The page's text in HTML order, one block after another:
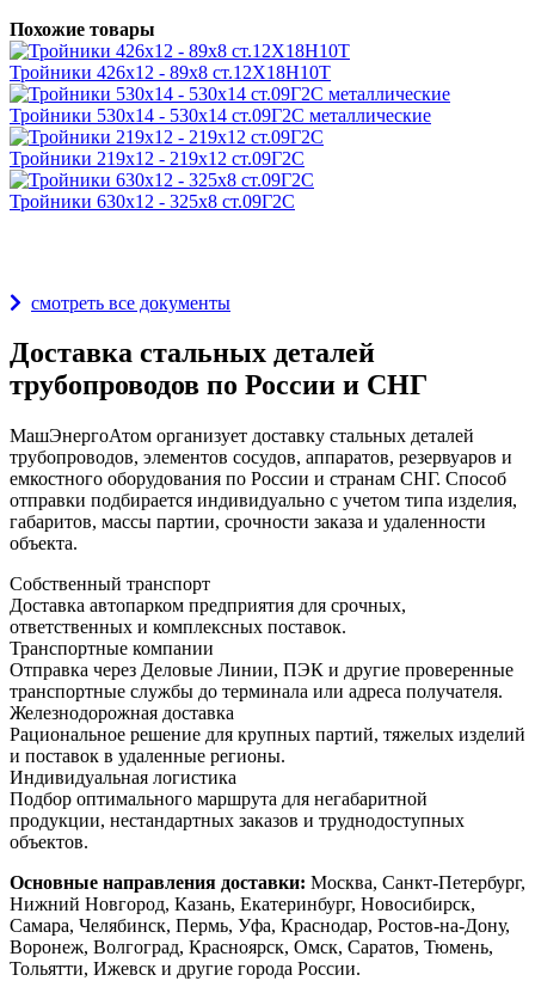
Похожие товары
Тройники 426х12 - 89х8 ст.12Х18Н10Т
Тройники 530х14 - 530х14 ст.09Г2С металлические
Тройники 219х12 - 219х12 ст.09Г2С
Тройники 630х12 - 325х8 ст.09Г2С
смотреть все документы
Доставка стальных деталей
трубопроводов по России и СНГ
МашЭнергоАтом организует доставку стальных деталей
трубопроводов, элементов сосудов, аппаратов, резервуаров и
емкостного оборудования по России и странам СНГ. Способ
отправки подбирается индивидуально с учетом типа изделия,
габаритов, массы партии, срочности заказа и удаленности
объекта.
Собственный транспорт
Доставка автопарком предприятия для срочных,
ответственных и комплексных поставок.
Транспортные компании
Отправка через Деловые Линии, ПЭК и другие проверенные
транспортные службы до терминала или адреса получателя.
Железнодорожная доставка
Рациональное решение для крупных партий, тяжелых изделий
и поставок в удаленные регионы.
Индивидуальная логистика
Подбор оптимального маршрута для негабаритной
продукции, нестандартных заказов и труднодоступных
объектов.
Основные направления доставки: Москва, Санкт-Петербург,
Нижний Новгород, Казань, Екатеринбург, Новосибирск,
Самара, Челябинск, Пермь, Уфа, Краснодар, Ростов-на-Дону,
Воронеж, Волгоград, Красноярск, Омск, Саратов, Тюмень,
Тольятти, Ижевск и другие города России.